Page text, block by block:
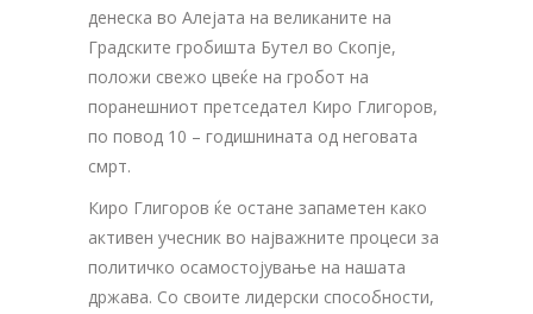
денеска во Алејата на великаните на
Градските гробишта Бутел во Скопје,
положи свежо цвеќе на гробот на
поранешниот претседател Киро Глигоров,
по повод 10 – годишнината од неговата
смрт.
Киро Глигоров ќе остане запаметен како
активен учесник во најважните процеси за
политичко осамостојување на нашата
држава. Со своите лидерски способности,